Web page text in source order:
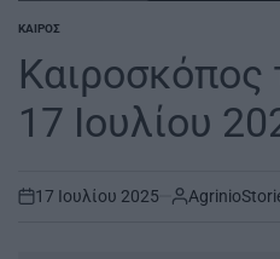
POSTED
ΚΑΙΡΌΣ
Καιροσκόπος
17 Ιουλίου
on
17 Ιουλίου 2025